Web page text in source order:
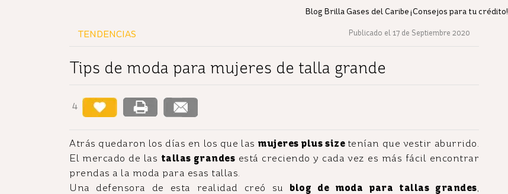
Blog Brilla Gases del Caribe ¡Consejos para tu crédito!
TENDENCIAS Publicado el 17 de Septiembre 2020
Tips de moda para mujeres de talla grande
4
Atrás quedaron los días en los que las mujeres plus size tenían que vestir aburrido.
El mercado de las tallas grandes está creciendo y cada vez es más fácil encontrar
prendas a la moda para esas tallas.
Una defensora de esta realidad creó su blog de moda para tallas grandes,